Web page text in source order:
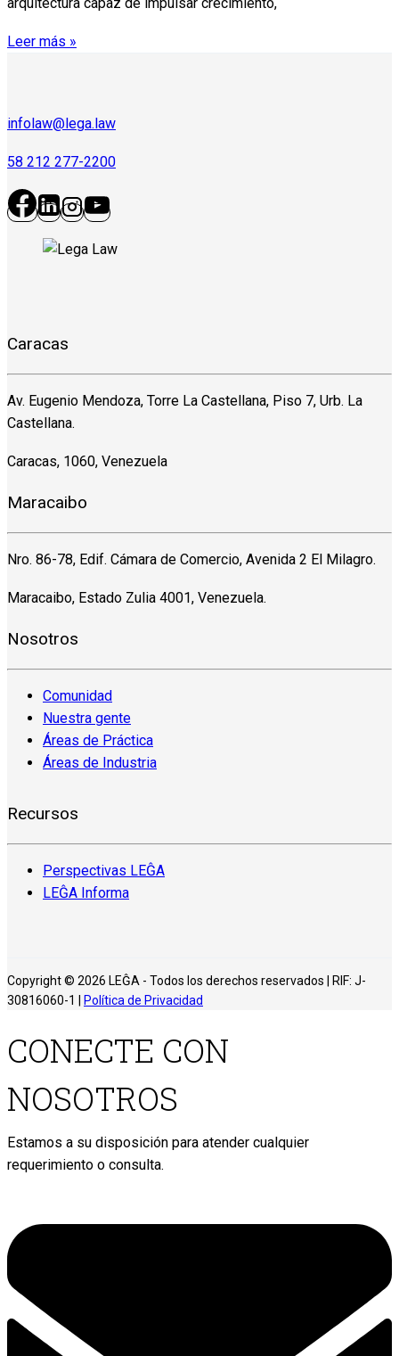
Leer más »
infolaw@lega.law
58 212 277-2200
Caracas
Av. Eugenio Mendoza, Torre La Castellana, Piso 7, Urb. La
Castellana.
Caracas, 1060, Venezuela
Maracaibo
Nro. 86-78, Edif. Cámara de Comercio, Avenida 2 El Milagro.
Maracaibo, Estado Zulia 4001, Venezuela.
Nosotros
Comunidad
Nuestra gente
Áreas de Práctica
Áreas de Industria
Recursos
Perspectivas LEĜA
LEĜA Informa
Copyright © 2026 LEĜA - Todos los derechos reservados | RIF: J-
30816060-1 |
Política de Privacidad
CONECTE CON
NOSOTROS
Estamos a su disposición para atender cualquier
requerimiento o consulta.